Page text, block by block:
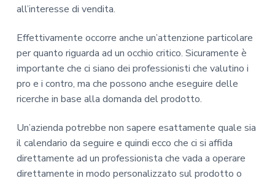
all’interesse di vendita.
Effettivamente occorre anche un’attenzione particolare
per quanto riguarda ad un occhio critico. Sicuramente è
importante che ci siano dei professionisti che valutino i
pro e i contro, ma che possono anche eseguire delle
ricerche in base alla domanda del prodotto.
Un’azienda potrebbe non sapere esattamente quale sia
il calendario da seguire e quindi ecco che ci si affida
direttamente ad un professionista che vada a operare
direttamente in modo personalizzato sul prodotto o